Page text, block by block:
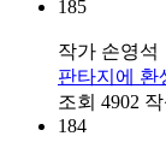
185
작가 손영석
판타지에 환
조회 4902
184